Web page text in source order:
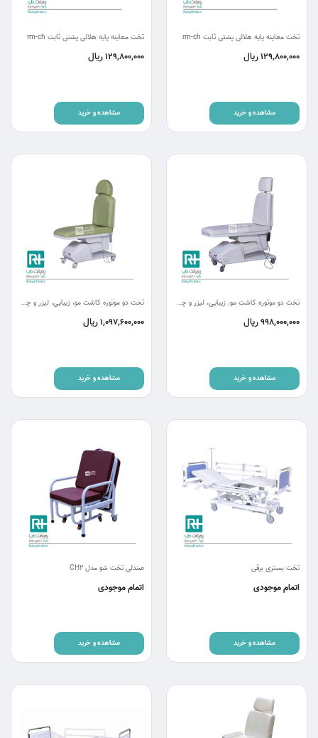
تخت معاینه پایه هلالی پشتی ثابت rm-ch
129,800,000ریال
مشاهده و خرید
تخت معاینه پایه هلالی پشتی ثابت rm-ch
129,800,000ریال
مشاهده و خرید
تخت دو موتوره کاشت مو، زیبایی، لیزر و چشم پزشکی RC23
998,000,000ریال
مشاهده و خرید
تخت دو موتوره کاشت مو، زیبایی، لیزر و چشم پزشکی RC22
1,097,600,000ریال
مشاهده و خرید
تخت بستری برقی
اتمام موجودی
مشاهده و خرید
صندلی تخت شو مدل CH2
اتمام موجودی
مشاهده و خرید